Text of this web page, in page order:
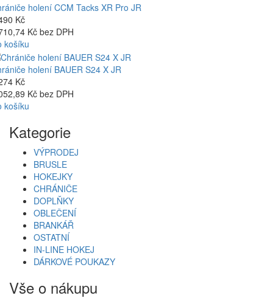
holení CCM Tacks XR Pro JR
Kč
Kč bez DPH
košíku
holení BAUER S24 X JR
Kč
Kč bez DPH
košíku
Kategorie
VÝPRODEJ
BRUSLE
HOKEJKY
CHRÁNIČE
DOPLŇKY
OBLEČENÍ
BRANKÁŘ
OSTATNÍ
IN-LINE HOKEJ
DÁRKOVÉ POUKAZY
Vše o nákupu